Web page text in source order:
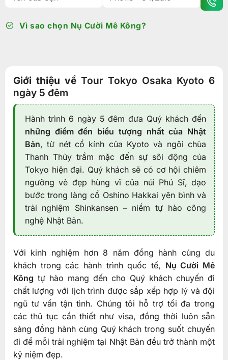
Vì sao chọn Nụ Cười Mê Kông?
Giới thiệu vềTour Tokyo Osaka Kyoto 6
ngày 5 đêm
Hành trình 6 ngày 5 đêm đưa Quý khách đến
những điểm đến biểu tượng nhất của Nhật
Bản, từ nét cổ kính của Kyoto và ngôi chùa
Thanh Thủy trầm mặc đến sự sôi động của
Tokyo hiện đại. Quý khách sẽ có cơ hội chiêm
ngưỡng vẻ đẹp hùng vĩ của núi Phú Sĩ, dạo
bước trong làng cổ Oshino Hakkai yên bình và
trải nghiệm Shinkansen – niềm tự hào công
nghệ Nhật Bản.
Với kinh nghiệm hơn 8 năm đồng hành cùng du
khách trong các hành trình quốc tế, Nụ Cười Mê
Kông tự hào mang đến cho Quý khách chuyến đi
chất lượng với lịch trình được sắp xếp hợp lý và đội
ngũ tư vấn tận tình. Chúng tôi hỗ trợ tối đa trong
các thủ tục cần thiết như visa, đồng thời luôn sẵn
sàng đồng hành cùng Quý khách trong suốt chuyến
đi để mỗi trải nghiệm tại Nhật Bản đều trở thành một
kỷ niệm đẹp.